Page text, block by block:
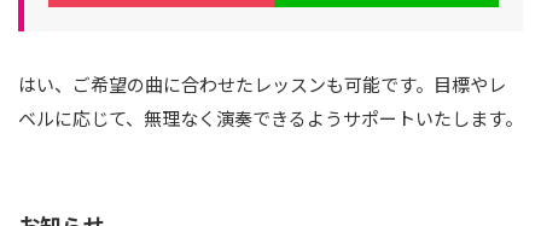
はい、ご希望の曲に合わせたレッスンも可能です。目標やレ
ベルに応じて、無理なく演奏できるようサポートいたします。